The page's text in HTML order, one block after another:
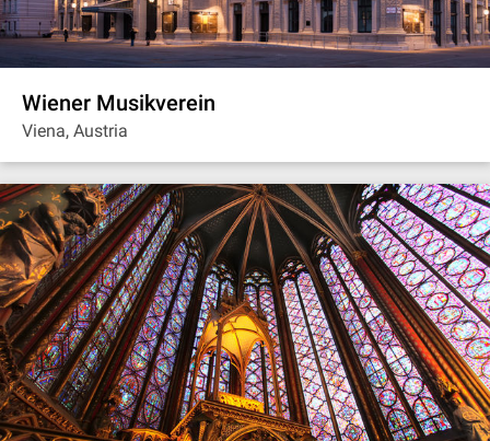
Wiener Musikverein
Viena, Austria